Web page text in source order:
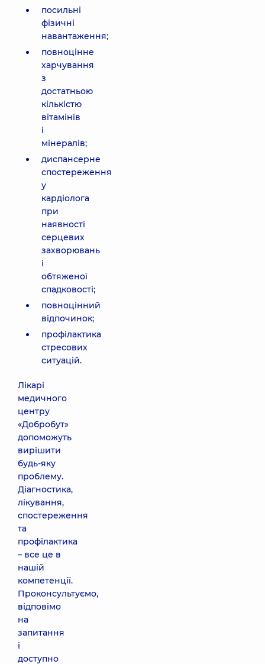
посильні
фізичні
навантаження;
повноцінне
харчування
з
достатньою
кількістю
вітамінів
і
мінералів;
диспансерне
спостереження
у
кардіолога
при
наявності
серцевих
захворювань
і
обтяженої
спадковості;
повноцінний
відпочинок;
профілактика
стресових
ситуацій.
Лікарі
медичного
центру
«Добробут»
допоможуть
вирішити
будь-яку
проблему.
Діагностика,
лікування,
спостереження
та
профілактика
– все це в
нашій
компетенції.
Проконсультуємо,
відповімо
на
запитання
і
доступно